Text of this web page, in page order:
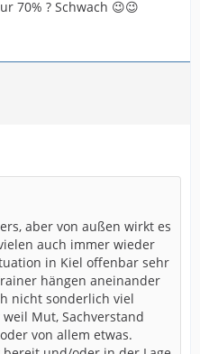
70% ? Schwach 😉😉
aber von außen wirkt es
auch immer wieder
in Kiel offenbar sehr
hängen aneinander
nicht sonderlich viel
Mut, Sachverstand
von allem etwas.